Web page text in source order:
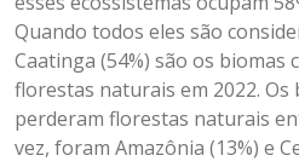
Quando todos eles são
Caatinga (54%) são os
florestas naturais em 2022. Os
perderam florestas naturais
vez, foram Amazônia (13%) e